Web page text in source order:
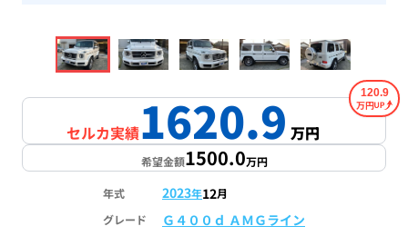
1/18
セルカ実績1620.9万円
120.9
万円
希望金額1500.0万円
年式 2023年12月
グレード
Ｇ４００ｄ ＡＭＧライン